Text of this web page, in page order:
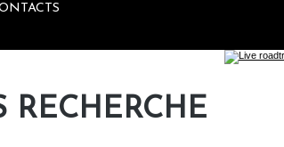
RECHERCHE